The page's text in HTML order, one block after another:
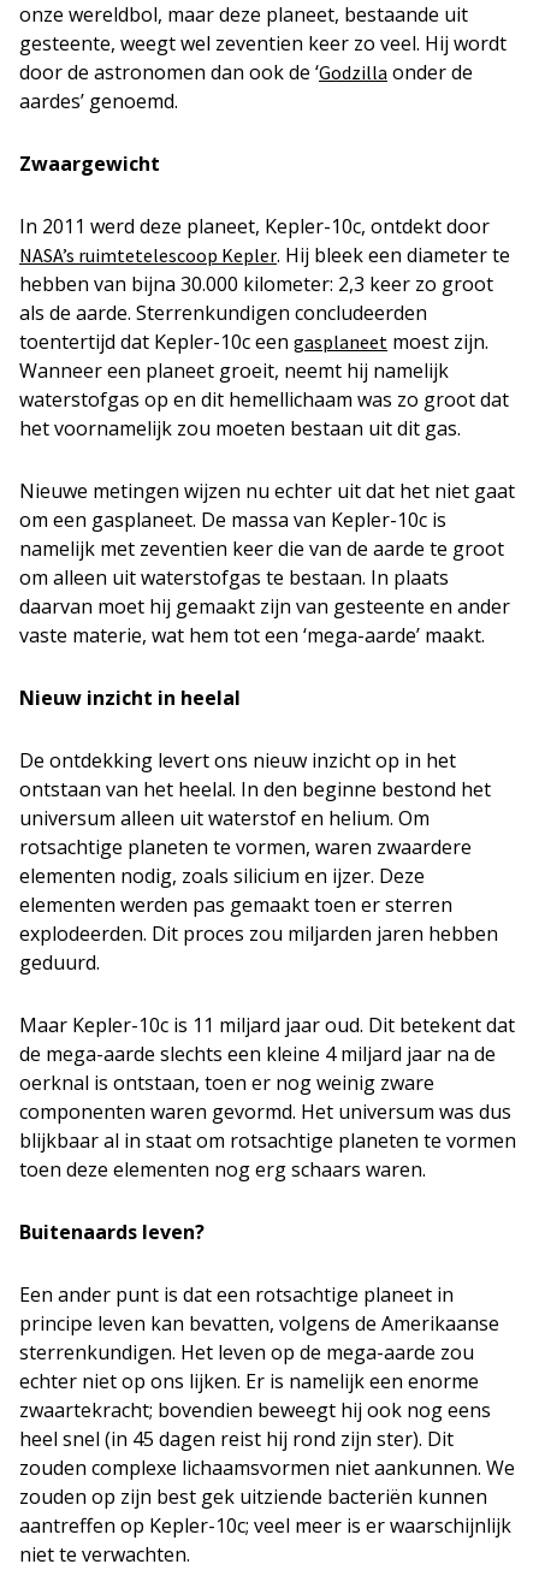
onze wereldbol, maar deze planeet, bestaande uit
gesteente, weegt wel zeventien keer zo veel. Hij wordt
door de astronomen dan ook de ‘Godzilla onder de
aardes’ genoemd.
Zwaargewicht
In 2011 werd deze planeet, Kepler-10c, ontdekt door
NASA’s ruimtetelescoop Kepler. Hij bleek een diameter te
hebben van bijna 30.000 kilometer: 2,3 keer zo groot
als de aarde. Sterrenkundigen concludeerden
toentertijd dat Kepler-10c een gasplaneet moest zijn.
Wanneer een planeet groeit, neemt hij namelijk
waterstofgas op en dit hemellichaam was zo groot dat
het voornamelijk zou moeten bestaan uit dit gas.
Nieuwe metingen wijzen nu echter uit dat het niet gaat
om een gasplaneet. De massa van Kepler-10c is
namelijk met zeventien keer die van de aarde te groot
om alleen uit waterstofgas te bestaan. In plaats
daarvan moet hij gemaakt zijn van gesteente en ander
vaste materie, wat hem tot een ‘mega-aarde’ maakt.
Nieuw inzicht in heelal
De ontdekking levert ons nieuw inzicht op in het
ontstaan van het heelal. In den beginne bestond het
universum alleen uit waterstof en helium. Om
rotsachtige planeten te vormen, waren zwaardere
elementen nodig, zoals silicium en ijzer. Deze
elementen werden pas gemaakt toen er sterren
explodeerden. Dit proces zou miljarden jaren hebben
geduurd.
Maar Kepler-10c is 11 miljard jaar oud. Dit betekent dat
de mega-aarde slechts een kleine 4 miljard jaar na de
oerknal is ontstaan, toen er nog weinig zware
componenten waren gevormd. Het universum was dus
blijkbaar al in staat om rotsachtige planeten te vormen
toen deze elementen nog erg schaars waren.
Buitenaards leven?
Een ander punt is dat een rotsachtige planeet in
principe leven kan bevatten, volgens de Amerikaanse
sterrenkundigen. Het leven op de mega-aarde zou
echter niet op ons lijken. Er is namelijk een enorme
zwaartekracht; bovendien beweegt hij ook nog eens
heel snel (in 45 dagen reist hij rond zijn ster). Dit
zouden complexe lichaamsvormen niet aankunnen. We
zouden op zijn best gek uitziende bacteriën kunnen
aantreffen op Kepler-10c; veel meer is er waarschijnlijk
niet te verwachten.